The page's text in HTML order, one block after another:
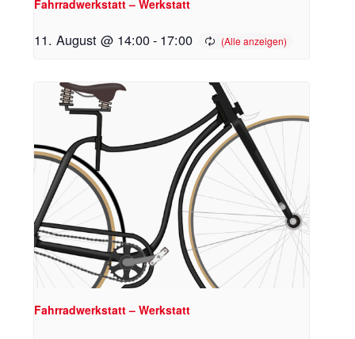
Fahrradwerkstatt – Werkstatt
11. August @ 14:00- 17:00
Fahrradwerkstatt – Werkstatt